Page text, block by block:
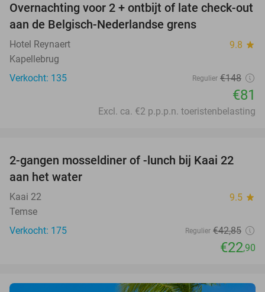
45%
Overnachting voor 2 + ontbijt of late check-out
aan de Belgisch-Nederlandse grens
Hotel Reynaert 9.8 star
Kapellebrug
Verkocht: 135
Regulier €148
€81
Excl. ca. €2 p.p.p.n. toeristenbelasting
47%
2-gangen mosseldiner of -lunch bij Kaai 22
aan het water
Kaai 22 9.5 star
Temse
Verkocht: 175
Regulier €42,85
€22,90